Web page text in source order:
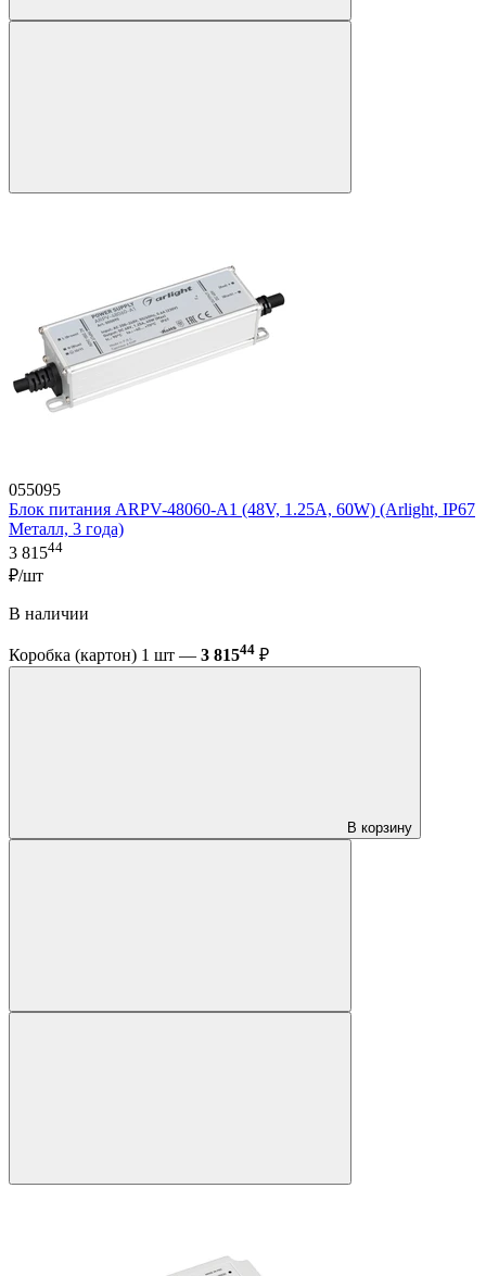
055095
Блок питания ARPV-48060-A1 (48V, 1.25A, 60W) (Arlight, IP67
Металл, 3 года)
3 81544
₽/шт
В наличии
Коробка (картон) 1 шт — 3 81544 ₽
В корзину